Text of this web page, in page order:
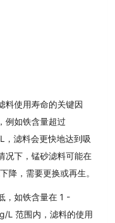
料使用寿命的关键因
例如铁含量超过
滤料会更快地达到吸
况下，锰砂滤料可能在
降，需要更换或再生。
，如铁含量在 1 -
L 范围内，滤料的使用